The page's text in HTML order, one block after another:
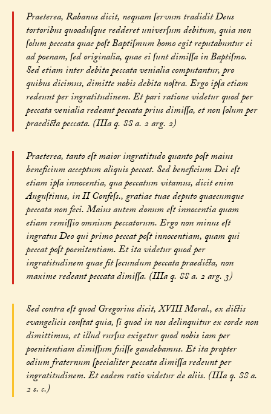
Praeterea, Rabanus dicit, nequam ſervum tradidit Deus
tortoribus quoaduſque redderet univerſum debitum, quia non
ſolum peccata quae poſt Baptiſmum homo egit reputabuntur ei
ad poenam, ſed originalia, quae ei ſunt dimiſſa in Baptiſmo.
Sed etiam inter debita peccata venialia computantur, pro
quibus dicimus, dimitte nobis debita noſtra. Ergo ipſa etiam
redeunt per ingratitudinem. Et pari ratione videtur quod per
peccata venialia redeant peccata prius dimiſſa, et non ſolum per
praedicta peccata. (IIIa q. 88 a. 2 arg. 2)
Praeterea, tanto eſt maior ingratitudo quanto poſt maius
beneficium acceptum aliquis peccat. Sed beneficium Dei eſt
etiam ipſa innocentia, qua peccatum vitamus, dicit enim
Auguſtinus, in II Confeſs., gratiae tuae deputo quaecumque
peccata non feci. Maius autem donum eſt innocentia quam
etiam remiſſio omnium peccatorum. Ergo non minus eſt
ingratus Deo qui primo peccat poſt innocentiam, quam qui
peccat poſt poenitentiam. Et ita videtur quod per
ingratitudinem quae fit ſecundum peccata praedicta, non
maxime redeant peccata dimiſſa. (IIIa q. 88 a. 2 arg. 3)
Sed contra eſt quod Gregorius dicit, XVIII Moral., ex dictis
evangelicis conſtat quia, ſi quod in nos delinquitur ex corde non
dimittimus, et illud rurſus exigetur quod nobis iam per
poenitentiam dimiſſum fuiſſe gaudebamus. Et ita propter
odium fraternum ſpecialiter peccata dimiſſa redeunt per
ingratitudinem. Et eadem ratio videtur de aliis. (IIIa q. 88 a.
2 s. c.)